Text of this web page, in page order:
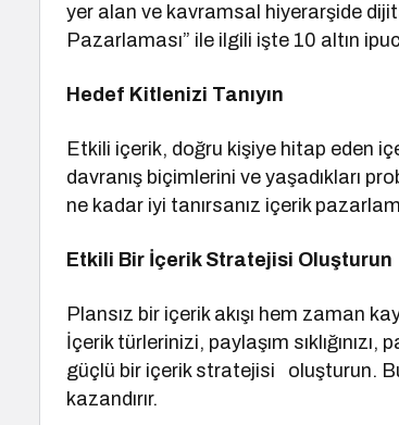
yer alan ve kavramsal hiyerarşide
Pazarlaması” ile ilgili işte 10 altın
Hedef Kitlenizi Tanıyın
Etkili içerik, doğru kişiye hitap eden
davranış biçimlerini ve yaşadıkları
ne kadar iyi tanırsanız içerik
Etkili Bir İçerik Stratejisi Oluşturun
Plansız bir içerik akışı hem zaman
İçerik türlerinizi, paylaşım sıklığınızı,
güçlü bir içerik stratejisi oluşturun.
kazandırır.